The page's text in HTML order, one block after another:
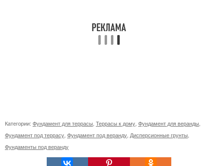
Категории: Фундамент для террасы Террасы к дому Фундамент для веранды
Фундамент под террасу Фундамент под веранду Дисперсионные грунты
Фундаменты под веранду